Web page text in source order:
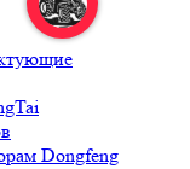
Dongfeng